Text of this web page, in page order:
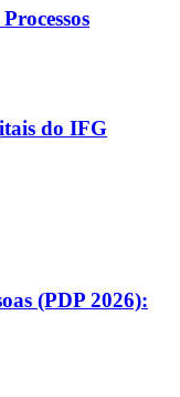
do IFG
(PDP 2026):